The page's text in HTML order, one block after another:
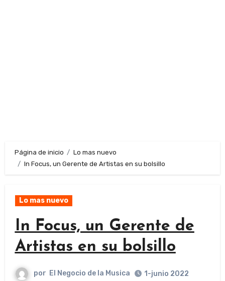
Página de inicio
Lo mas nuevo
In Focus, un Gerente de Artistas en su bolsillo
Lo mas nuevo
In Focus, un Gerente de
Artistas en su bolsillo
por El Negocio de la Musica
1-junio 2022